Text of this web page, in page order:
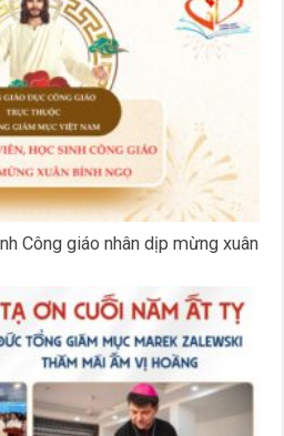
Công giáo nhân dịp mừng xuân